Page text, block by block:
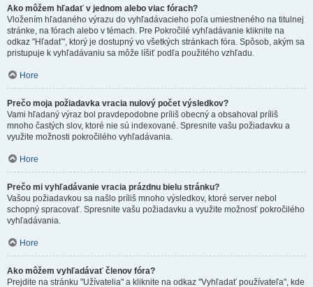
Ako môžem hľadať v jednom alebo viac fórach?
Vložením hľadaného výrazu do vyhľadávacieho poľa umiestneného na titulnej
stránke, na fórach alebo v témach. Pre Pokročilé vyhľadávanie kliknite na
odkaz "Hľadať", ktorý je dostupný vo všetkých stránkach fóra. Spôsob, akým sa
pristupuje k vyhľadávaniu sa môže líšiť podľa použitého vzhľadu.
Hore
Prečo moja požiadavka vracia nulový počet výsledkov?
Vami hľadaný výraz bol pravdepodobne príliš obecný a obsahoval príliš
mnoho častých slov, ktoré nie sú indexované. Spresnite vašu požiadavku a
využite možnosti pokročilého vyhľadávania.
Hore
Prečo mi vyhľadávanie vracia prázdnu bielu stránku?
Vašou požiadavkou sa našlo príliš mnoho výsledkov, ktoré server nebol
schopný spracovať. Spresnite vašu požiadavku a využite možnosť pokročilého
vyhľadávania.
Hore
Ako môžem vyhľadávať členov fóra?
Prejdite na stránku "Užívatelia" a kliknite na odkaz "Vyhľadať používateľa", kde